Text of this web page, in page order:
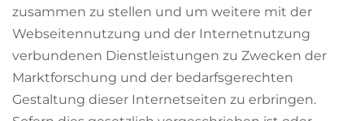
zusammen zu stellen und um weitere mit der
Webseitennutzung und der Internetnutzung
verbundenen Dienstleistungen zu Zwecken der
Marktforschung und der bedarfsgerechten
Gestaltung dieser Internetseiten zu erbringen.